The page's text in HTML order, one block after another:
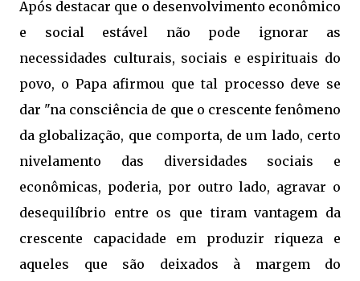
Após destacar que o desenvolvimento econômico
e social estável não pode ignorar as
necessidades culturais, sociais e espirituais do
povo, o Papa afirmou que tal processo deve se
dar "na consciência de que o crescente fenômeno
da globalização, que comporta, de um lado, certo
nivelamento das diversidades sociais e
econômicas, poderia, por outro lado, agravar o
desequilíbrio entre os que tiram vantagem da
crescente capacidade em produzir riqueza e
aqueles que são deixados à margem do